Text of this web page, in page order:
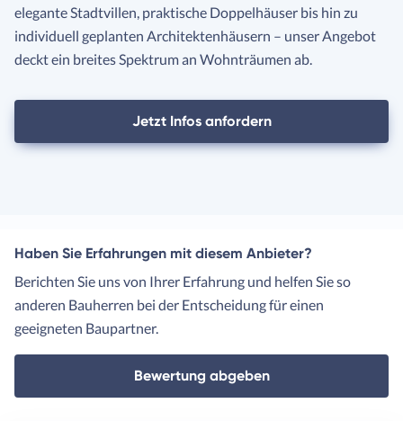
elegante Stadtvillen, praktische Doppelhäuser bis hin zu
individuell geplanten Architektenhäusern – unser Angebot
deckt ein breites Spektrum an Wohnträumen ab.
Jetzt Infos anfordern
Haben Sie Erfahrungen mit diesem Anbieter?
Berichten Sie uns von Ihrer Erfahrung und helfen Sie so
anderen Bauherren bei der Entscheidung für einen
geeigneten Baupartner.
Bewertung abgeben